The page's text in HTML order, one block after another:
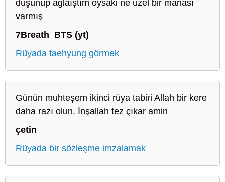
düşünüp ağlaıştım oysaki ne üzel bir manası
varmış
7Breath_BTS (yt)
Rüyada taehyung görmek
Günün muhteşem ikinci rüya tabiri Allah bir kere
daha razı olun. İnşallah tez çıkar amin
çetin
Rüyada bir sözleşme imzalamak